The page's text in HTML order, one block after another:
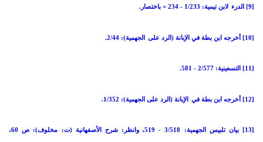
[9] الدرء لابن تيمية: 1/233 - 234 = باختصار.
[10] أخرجه ابن بطة في الإبانة (الرد على الجهمية): 2/44.
[11] التسعينية: 2/577 - 581.
[12] أخرجه ابن بطة في الإبانة (الرد على الجهمية): 1/352.
وانظر: شرح الأصفهانية (ت: مخلوف): ص 60،